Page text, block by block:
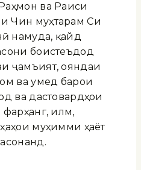
ва Раиси
Чин муҳтарам Си
намуда, қайд
боистеъдод
ҷамъият, ояндаи
ва умед барои
ва дастовардҳои
фарҳанг, илм,
муҳимми ҳаёт